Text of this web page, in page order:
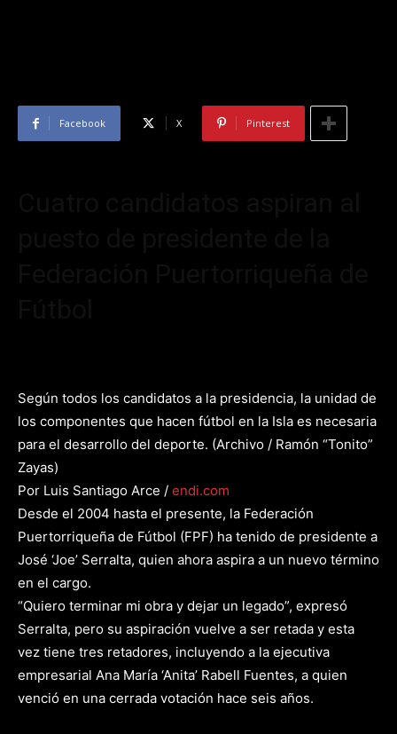
Facebook X Pinterest
Según todos los candidatos a la presidencia, la unidad de
los componentes que hacen fútbol en la Isla es necesaria
para el desarrollo del deporte. (Archivo / Ramón “Tonito”
Zayas)
Por Luis Santiago Arce / endi.com
Desde el 2004 hasta el presente, la Federación
Puertorriqueña de Fútbol (FPF) ha tenido de presidente a
José ‘Joe’ Serralta, quien ahora aspira a un nuevo término
en el cargo.
“Quiero terminar mi obra y dejar un legado”, expresó
Serralta, pero su aspiración vuelve a ser retada y esta
vez tiene tres retadores, incluyendo a la ejecutiva
empresarial Ana María ‘Anita’ Rabell Fuentes, a quien
venció en una cerrada votación hace seis años.